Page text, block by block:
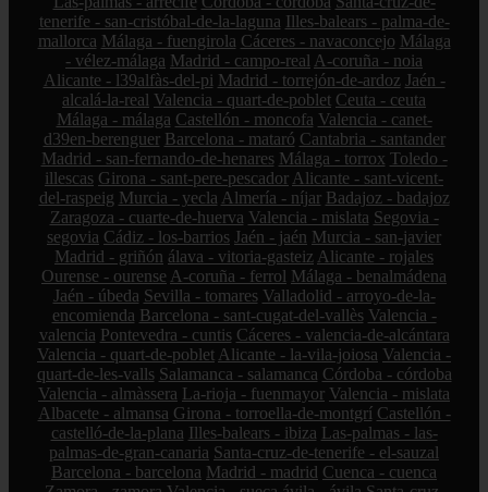
tenerife - san-cristóbal-de-la-laguna Illes-balears - palma-de-
mallorca Málaga - fuengirola Cáceres - navaconcejo Málaga
- vélez-málaga Madrid - campo-real A-coruña - noia
Alicante - l39alfàs-del-pi Madrid - torrejón-de-ardoz Jaén -
alcalá-la-real Valencia - quart-de-poblet Ceuta - ceuta
Málaga - málaga Castellón - moncofa Valencia - canet-
d39en-berenguer Barcelona - mataró Cantabria - santander
Madrid - san-fernando-de-henares Málaga - torrox Toledo -
illescas Girona - sant-pere-pescador Alicante - sant-vicent-
del-raspeig Murcia - yecla Almería - níjar Badajoz - badajoz
Zaragoza - cuarte-de-huerva Valencia - mislata Segovia -
segovia Cádiz - los-barrios Jaén - jaén Murcia - san-javier
Madrid - griñón álava - vitoria-gasteiz Alicante - rojales
Ourense - ourense A-coruña - ferrol Málaga - benalmádena
Jaén - úbeda Sevilla - tomares Valladolid - arroyo-de-la-
encomienda Barcelona - sant-cugat-del-vallès Valencia -
valencia Pontevedra - cuntis Cáceres - valencia-de-alcántara
Valencia - quart-de-poblet Alicante - la-vila-joiosa Valencia -
quart-de-les-valls Salamanca - salamanca Córdoba - córdoba
Valencia - almàssera La-rioja - fuenmayor Valencia - mislata
Albacete - almansa Girona - torroella-de-montgrí Castellón -
castelló-de-la-plana Illes-balears - ibiza Las-palmas - las-
palmas-de-gran-canaria Santa-cruz-de-tenerife - el-sauzal
Barcelona - barcelona Madrid - madrid Cuenca - cuenca